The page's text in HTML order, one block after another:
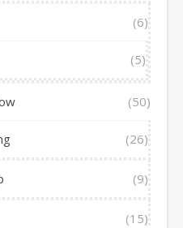
(6)
(5)
(50)
(26)
(9)
(15)